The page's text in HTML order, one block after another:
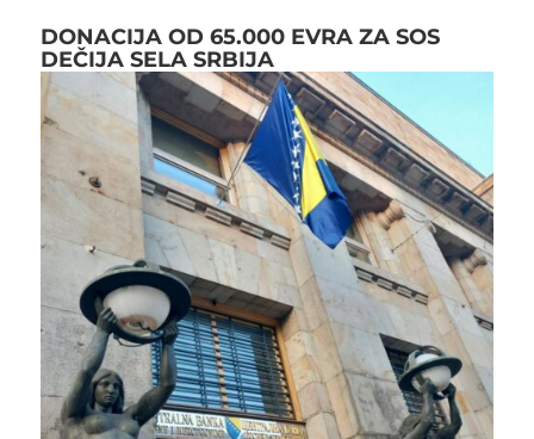
DONACIJA OD 65.000 EVRA ZA SOS
DEČIJA SELA SRBIJA